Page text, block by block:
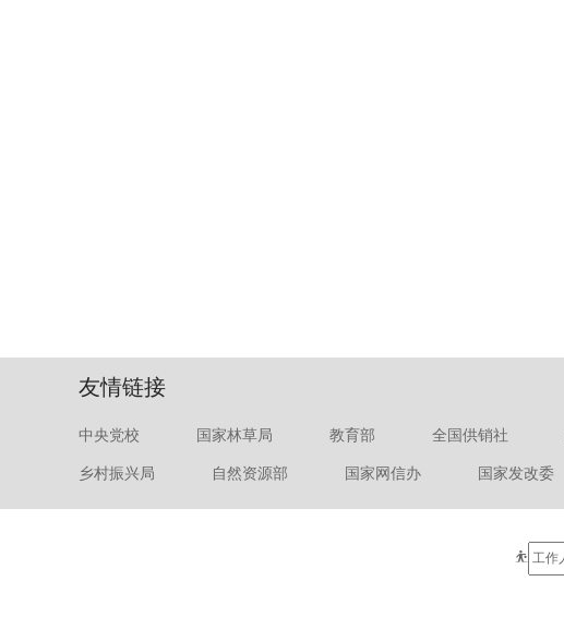
友情链接
中央党校 国家林草局 教育部 全国供销社
乡村振兴局 自然资源部 国家网信办 国家发改委
⛹